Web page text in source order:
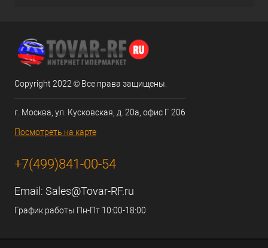
Copyright 2022 © Все права защищены.
г. Москва, ул. Кусковская, д. 20а, офис Г 206
Посмотреть на карте
+7(499)841-00-54
Email: Sales@Tovar-RF.ru
График работы Пн-Пт 10:00-18:00